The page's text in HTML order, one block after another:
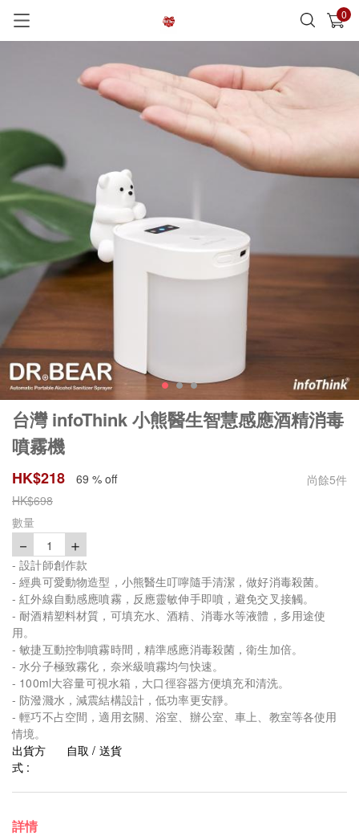
0
已加入購物車 查看
台灣 infoThink 小熊醫生智慧感應酒精消毒
噴霧機
HK$218 69 % off 尚餘5件
HK$698
數量
－ 1 ＋
- 設計師創作款
- 經典可愛動物造型，小熊醫生叮嚀隨手清潔，做好消毒殺菌。
- 紅外線自動感應噴霧，反應靈敏伸手即噴，避免交叉接觸。
- 耐酒精塑料材質，可填充水、酒精、消毒水等液體，多用途使
用。
- 敏捷互動控制噴霧時間，精準感應消毒殺菌，衛生加倍。
- 水分子極致霧化，奈米級噴霧均勻快速。
- 100ml大容量可視水箱，大口徑容器方便填充和清洗。
- 防潑濺水，減震結構設計，低功率更安靜。
- 輕巧不占空間，適用玄關、浴室、辦公室、車上、教室等各使用
情境。
出貨方
式 :
自取 / 送貨
詳情